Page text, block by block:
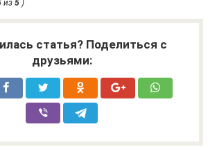
из 5 )
статья? Поделиться с
друзьями: